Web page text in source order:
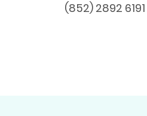
(852) 2892 6191